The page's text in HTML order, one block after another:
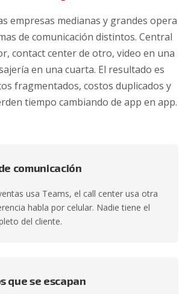
empresas medianas y grandes opera
de comunicación distintos. Central
contact center de otro, video en una
en una cuarta. El resultado es
fragmentados, costos duplicados y
tiempo cambiando de app en app.
comunicación
usa Teams, el call center usa otra
habla por celular. Nadie tiene el
del cliente.
que se escapan